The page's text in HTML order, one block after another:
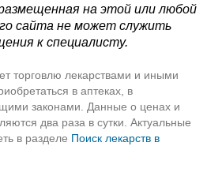
на этой или любой
сайта не может служить
к специалисту.
торговлю лекарствами и иными
в аптеках, в
законами. Данные о ценах и
два раза в сутки. Актуальные
в разделе Поиск лекарств в